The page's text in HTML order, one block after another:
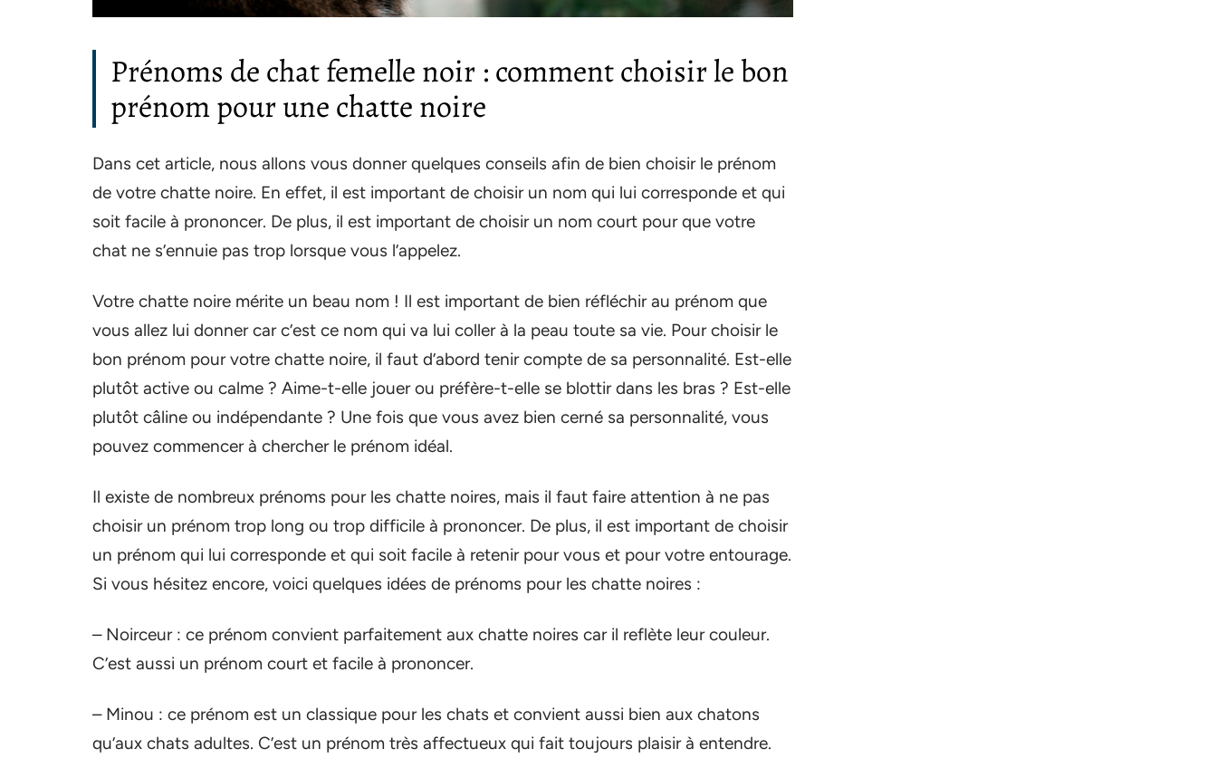
Prénoms de chat femelle noir : comment choisir le bon
prénom pour une chatte noire
Dans cet article, nous allons vous donner quelques conseils afin de bien choisir le prénom
de votre chatte noire. En effet, il est important de choisir un nom qui lui corresponde et qui
soit facile à prononcer. De plus, il est important de choisir un nom court pour que votre
chat ne s’ennuie pas trop lorsque vous l’appelez.
Votre chatte noire mérite un beau nom ! Il est important de bien réfléchir au prénom que
vous allez lui donner car c’est ce nom qui va lui coller à la peau toute sa vie. Pour choisir le
bon prénom pour votre chatte noire, il faut d’abord tenir compte de sa personnalité. Est-elle
plutôt active ou calme ? Aime-t-elle jouer ou préfère-t-elle se blottir dans les bras ? Est-elle
plutôt câline ou indépendante ? Une fois que vous avez bien cerné sa personnalité, vous
pouvez commencer à chercher le prénom idéal.
Il existe de nombreux prénoms pour les chatte noires, mais il faut faire attention à ne pas
choisir un prénom trop long ou trop difficile à prononcer. De plus, il est important de choisir
un prénom qui lui corresponde et qui soit facile à retenir pour vous et pour votre entourage.
Si vous hésitez encore, voici quelques idées de prénoms pour les chatte noires :
– Noirceur : ce prénom convient parfaitement aux chatte noires car il reflète leur couleur.
C’est aussi un prénom court et facile à prononcer.
– Minou : ce prénom est un classique pour les chats et convient aussi bien aux chatons
qu’aux chats adultes. C’est un prénom très affectueux qui fait toujours plaisir à entendre.